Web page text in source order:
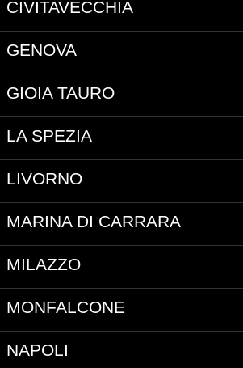
CIVITAVECCHIA
GENOVA
GIOIA TAURO
LA SPEZIA
LIVORNO
MARINA DI CARRARA
MILAZZO
MONFALCONE
NAPOLI